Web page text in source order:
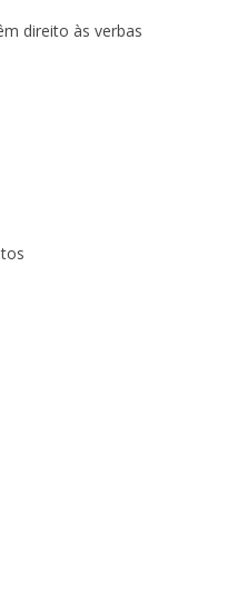
direito às verbas